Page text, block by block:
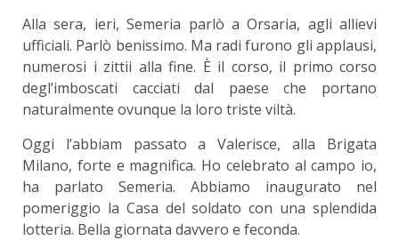
Alla sera, ieri, Semeria parlò a Orsaria, agli allievi
ufficiali. Parlò benissimo. Ma radi furono gli applausi,
numerosi i zittii alla fine. È il corso, il primo corso
degl’imboscati cacciati dal paese che portano
naturalmente ovunque la loro triste viltà.
Oggi l’abbiam passato a Valerisce, alla Brigata
Milano, forte e magnifica. Ho celebrato al campo io,
ha parlato Semeria. Abbiamo inaugurato nel
pomeriggio la Casa del soldato con una splendida
lotteria. Bella giornata davvero e feconda.